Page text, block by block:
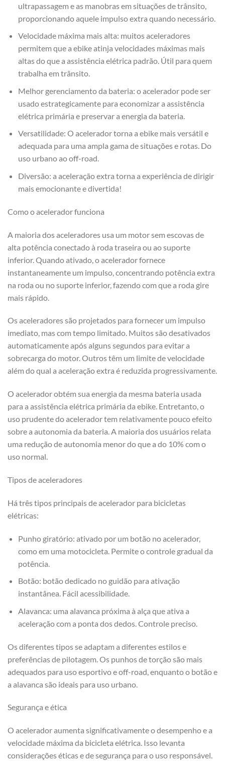
ultrapassagem e as manobras em situações de trânsito,
proporcionando aquele impulso extra quando necessário.
Velocidade máxima mais alta: muitos aceleradores
permitem que a ebike atinja velocidades máximas mais
altas do que a assistência elétrica padrão. Útil para quem
trabalha em trânsito.
Melhor gerenciamento da bateria: o acelerador pode ser
usado estrategicamente para economizar a assistência
elétrica primária e preservar a energia da bateria.
Versatilidade: O acelerador torna a ebike mais versátil e
adequada para uma ampla gama de situações e rotas. Do
uso urbano ao off-road.
Diversão: a aceleração extra torna a experiência de dirigir
mais emocionante e divertida!
Como o acelerador funciona
A maioria dos aceleradores usa um motor sem escovas de
alta potência conectado à roda traseira ou ao suporte
inferior. Quando ativado, o acelerador fornece
instantaneamente um impulso, concentrando potência extra
na roda ou no suporte inferior, fazendo com que a roda gire
mais rápido.
Os aceleradores são projetados para fornecer um impulso
imediato, mas com tempo limitado. Muitos são desativados
automaticamente após alguns segundos para evitar a
sobrecarga do motor. Outros têm um limite de velocidade
além do qual a aceleração extra é reduzida progressivamente.
O acelerador obtém sua energia da mesma bateria usada
para a assistência elétrica primária da ebike. Entretanto, o
uso prudente do acelerador tem relativamente pouco efeito
sobre a autonomia da bateria. A maioria dos usuários relata
uma redução de autonomia menor do que a do 10% com o
uso normal.
Tipos de aceleradores
Há três tipos principais de acelerador para bicicletas
elétricas:
Punho giratório: ativado por um botão no acelerador,
como em uma motocicleta. Permite o controle gradual da
potência.
Botão: botão dedicado no guidão para ativação
instantânea. Fácil acessibilidade.
Alavanca: uma alavanca próxima à alça que ativa a
aceleração com a ponta dos dedos. Controle preciso.
Os diferentes tipos se adaptam a diferentes estilos e
preferências de pilotagem. Os punhos de torção são mais
adequados para uso esportivo e off-road, enquanto o botão e
a alavanca são ideais para uso urbano.
Segurança e ética
O acelerador aumenta significativamente o desempenho e a
velocidade máxima da bicicleta elétrica. Isso levanta
considerações éticas e de segurança para o uso responsável.